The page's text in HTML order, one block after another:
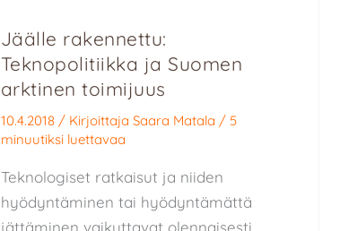
Jäälle rakennettu:
Teknopolitiikka ja Suomen
arktinen toimijuus
10.4.2018 / Kirjoittaja Saara Matala / 5
minuutiksi luettavaa
Teknologiset ratkaisut ja niiden
hyödyntäminen tai hyödyntämättä
jättäminen vaikuttavat olennaisesti